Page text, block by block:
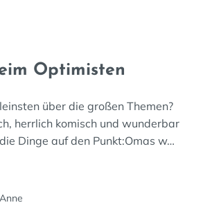
Optimisten
über die großen Themen?
herrlich komisch und wunderbar
Dinge auf den Punkt:Omas w…